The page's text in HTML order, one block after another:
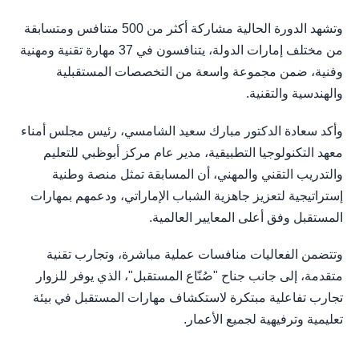
وتشهد الدورة الحالية مشاركة أكثر من 500 متنافس ومتسابقة
من مختلف إمارات الدولة، يتنافسون في 37 مهارة تقنية ومهنية
وفنية، ضمن مجموعة واسعة من التخصصات المستقبلية
والهندسية والتقنية.
وأكد سعادة الدكتور مبارك سعيد الشامسي، رئيس مجلس أمناء
معهد التكنولوجيا التطبيقية، مدير عام مركز أبوظبي للتعليم
والتدريب التقني والمهني، أن المسابقة تمثل منصة وطنية
إستراتيجية لتعزيز جاهزية الشباب الإماراتي، ودعمهم بمهارات
المستقبل وفق أعلى المعايير العالمية.
وتتضمن الفعاليات منافسات عملية مباشرة، وتجارب تقنية
متقدمة، إلى جانب جناح "صُنّاع المستقبل"، الذي يوفر للزوار
تجارب تفاعلية مبتكرة لاستكشاف مهارات المستقبل في بيئة
تعليمية وترفيهية لجميع الأعمار.